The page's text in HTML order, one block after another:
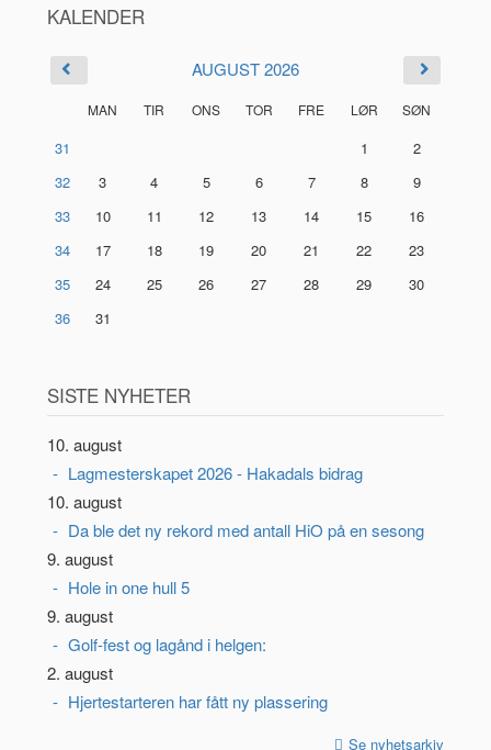
KALENDER
AUGUST 2026
MAN TIR ONS TOR FRE LØR SØN
31 1
2
32
3 4 5 6 7 8
9
33
10 11 12 13 14 15
16
34
17 18 19 20 21 22
23
35
24 25 26 27 28 29
30
36
31
SISTE NYHETER
10. august
Lagmesterskapet 2026 - Hakadals bidrag
10. august
Da ble det ny rekord med antall HiO på en sesong
9. august
Hole in one hull 5
9. august
Golf-fest og lagånd i helgen:
2. august
Hjertestarteren har fått ny plassering
Se nyhetsarkiv